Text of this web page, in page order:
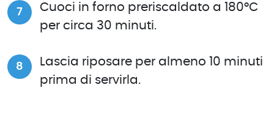
Cuoci in forno preriscaldato a 180°C
per circa 30 minuti.
Lascia riposare per almeno 10 minuti
prima di servirla.